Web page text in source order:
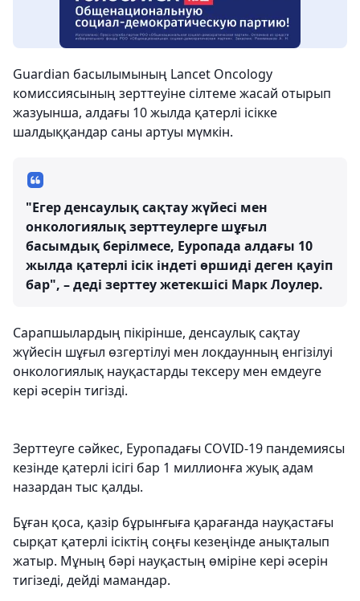
Guardian басылымының Lancet Oncology
комиссиясының зерттеуіне сілтеме жасай отырып
жазуынша, алдағы 10 жылда қатерлі ісікке
шалдыққандар саны артуы мүмкін.
"Егер денсаулық сақтау жүйесі мен
онкологиялық зерттеулерге шұғыл
басымдық берілмесе, Еуропада алдағы 10
жылда қатерлі ісік індеті өршиді деген қауіп
бар", – деді зерттеу жетекшісі Марк Лоулер.
Сарапшылардың пікірінше, денсаулық сақтау
жүйесін шұғыл өзгертілуі мен локдаунның енгізілуі
онкологиялық науқастарды тексеру мен емдеуге
кері әсерін тигізді.
Зерттеуге сәйкес, Еуропадағы COVID-19 пандемиясы
кезінде қатерлі ісігі бар 1 миллионға жуық адам
назардан тыс қалды.
Бұған қоса, қазір бұрынғыға қарағанда науқастағы
сырқат қатерлі ісіктің соңғы кезеңінде анықталып
жатыр. Мұның бәрі науқастың өміріне кері әсерін
тигізеді, дейді мамандар.